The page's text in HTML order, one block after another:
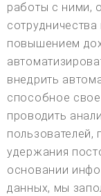
работы с ними,
повышением
внедрить
способное
проводить
пользователей,
удержания
основании
данных, мы